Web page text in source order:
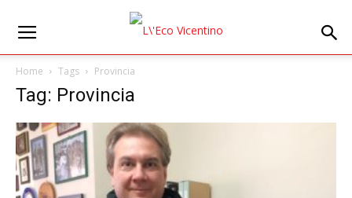
Home Tags Provincia
Tag: Provincia